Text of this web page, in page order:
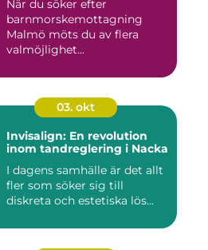
När du söker efter
barnmorskemottagning
Malmö möts du av flera
valmöjlighet...
03. okt
Invisalign: En revolution
inom tandreglering i Nacka
I dagens samhälle är det allt
fler som söker sig till
diskreta och estetiska lös...